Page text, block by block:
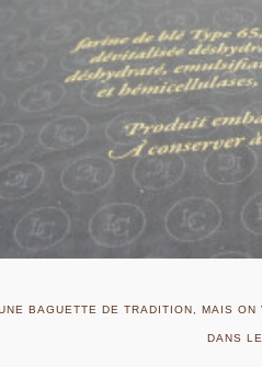
BAGUETTE DE TRADITION, MAIS
DANS